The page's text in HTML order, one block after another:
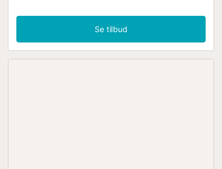
Amapola er opdelt i to separate områder for at sikre
maksimal komfort og privatliv: HOVEDHUS · Fire rummelige
dobbeltværelser, alle med eget badeværelse og direkte
adgang til udendørsområderne. · Aircondition i alle
Se tilbud